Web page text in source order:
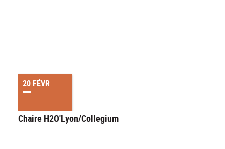
20 FÉVR
Chaire H2O'Lyon/Collegium